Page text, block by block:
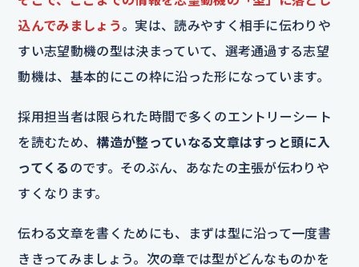
込んでみましょう 。実は、読みやすく相手に伝わりや
すい志望動機の型は決まっていて、選考通過する志望
動機は、基本的にこの枠に沿った形になっています。
採用担当者は限られた時間で多くのエントリーシート
を読むため、構造が整っていなる文章はすっと頭に入
ってくる のです。そのぶん、あなたの主張が伝わりや
すくなります。
伝わる文章を書くためにも、まずは型に沿って一度書
ききってみましょう。次の章では型がどんなものかを